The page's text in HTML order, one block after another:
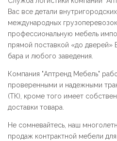
Вас все детали
международных
профессиональную мебель
прямой поставкой «до дверей»
бара и любого заведения.
Компания "Аптренд Мебель"
проверенными и надежными
(ТК), кроме того имеет
доставки товара.
Не сомневайтесь, наш
продаж контрактной мебели